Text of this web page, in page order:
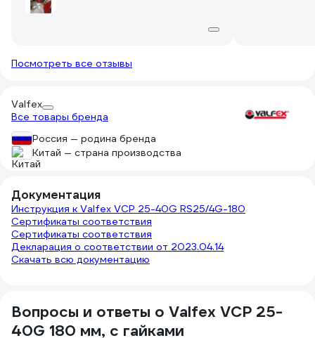
Посмотреть все отзывы
Valfex
Все товары бренда
Россия — родина бренда
Китай — страна производства
Документация
Инструкция к Valfex VCP 25-40G RS25/4G-180
Сертификаты соответствия
Сертификаты соответствия
Декларация о соответствии от 2023.04.14
Скачать всю документацию
Вопросы и ответы о Valfex VCP 25-
40G 180 мм, с гайками